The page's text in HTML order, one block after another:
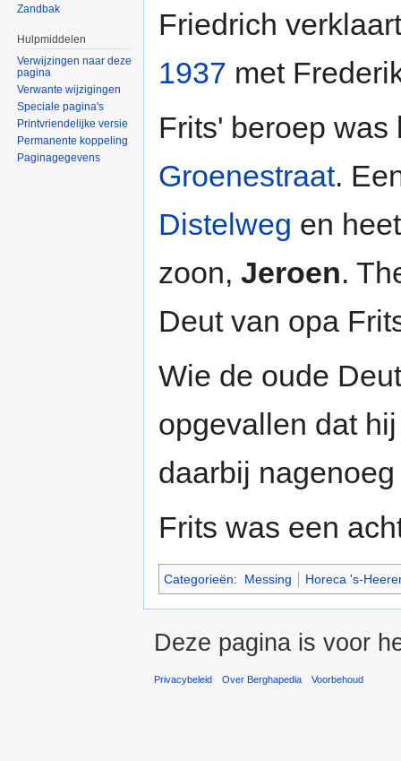
Friedrich
1937 met
Frits' beroep
Groenestraat.
Distelweg en
zoon, Jeroen.
Deut van opa
Wie de oude
opgevallen dat
daarbij
Frits was een
Categorieën: Messing Horeca 's-
Zandbak
Hulpmiddelen
Verwijzingen naar deze
pagina
Verwante wijzigingen
Speciale pagina's
Printvriendelijke versie
Permanente koppeling
Paginagegevens
Deze pagina is voor
Privacybeleid Over Berghapedia Voorbehoud